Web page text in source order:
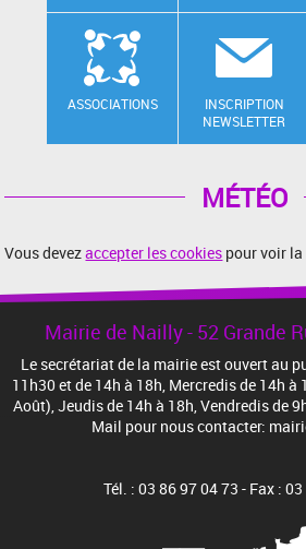
ASSOCIATIONS
INSCRIPTION
NEWSLETTER
MÉTÉO
Vous devezaccepter les cookies pour voir la
Mairie de Nailly - 52 Grande
Le secrétariat de la mairie est ouvert au
11h30 et de 14h à 18h, Mercredis de 14h
Août), Jeudis de 14h à 18h, Vendredis de
Mail pour nous contacter:
Tél. : 03 86 97 04 73 - Fax :